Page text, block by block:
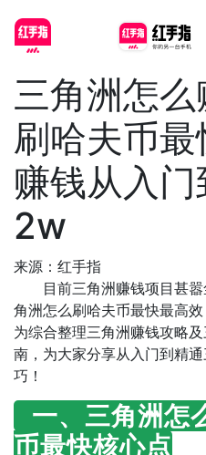
三角洲怎
刷哈夫币
赚钱从入
2w
来源：红手指
目前三角洲赚钱项目甚嚣
角洲怎么刷哈夫币最快最高
为综合整理三角洲赚钱攻略
南，为大家分享从入门到精
巧！
一、三角洲怎
币最快核心点